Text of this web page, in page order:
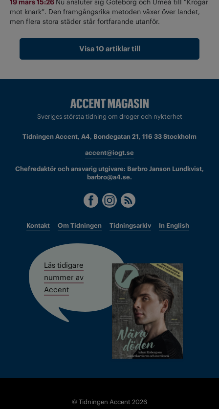
19 mars 15:26 Nu ansluter sig Göteborg och Umeå till ”Krogar
mot knark”. Den framgångsrika metoden växer över landet,
men flera stora städer står fortfarande utanför.
Visa 10 artiklar till
Sveriges största tidning om droger och nykterhet
Tidningen Accent, A4, Bondegatan 21, 116 33 Stockholm
accent@iogt.se
Chefredaktör och ansvarig utgivare: Barbro Janson Lundkvist,
barbro@a4.se.
Kontakt Om Tidningen Tidningsarkiv In English
Läs tidigare
nummer av
Accent
© Tidningen Accent 2026